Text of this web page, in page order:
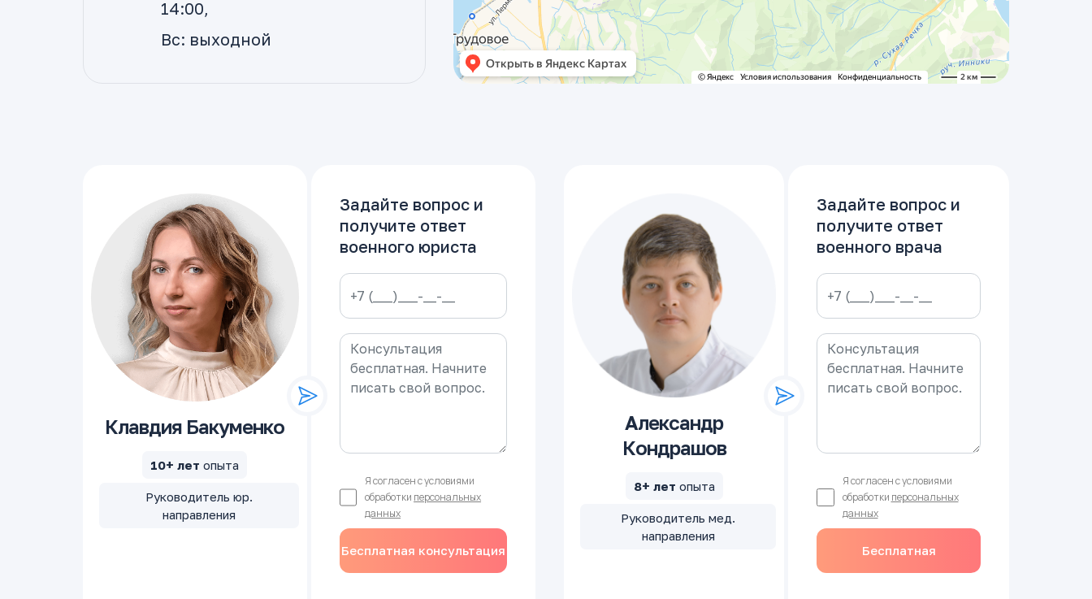
14:00,
Вс: выходной
Клавдия Бакуменко
10+ лет опыта
Руководитель юр.
направления
Задайте вопрос и
получите ответ
военного юриста
Я согласен с условиями
обработки персональных
данных
Бесплатная консультация
Александр
Кондрашов
8+ лет опыта
Руководитель мед.
направления
Задайте вопрос и
получите ответ
военного врача
Я согласен с условиями
обработки персональных
данных
Бесплатная